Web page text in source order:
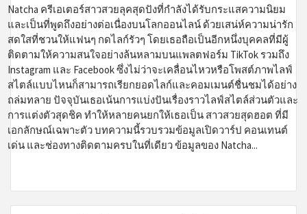
Natcha ครีเอเตอร์สาวสวยลุคสุดปังที่กำลังได้รับกระแสความนิยม
และเป็นที่พูดถึงอย่างต่อเนื่องบนโลกออนไลน์ ด้วยเสน่ห์ความน่ารัก
สดใสที่ชวนให้แฟนๆ กดไลก์รัวๆ โดยเธอถือเป็นอีกหนึ่งบุคคลที่มีผู้
ติดตามให้ความสนใจอย่างล้นหลามบนแพลตฟอร์ม TikTok รวมถึง
Instagram และ Facebook ซึ่งไม่ว่าจะเคลื่อนไหวหรือโพสต์ภาพไลฟ์
สไตล์แบบไหนก็สามารถเรียกยอดไลก์และคอมเมนต์ชื่นชมได้อย่าง
ถล่มทลาย ปัจจุบันเธอเน้นการแบ่งปันเรื่องราวไลฟ์สไตล์ส่วนตัวและ
การแต่งตัวสุดชิค ทำให้หลายคนยกให้เธอเป็น สาวสวยสุดฮอต ที่มี
เอกลักษณ์เฉพาะตัว บทความนี้รวบรวมข้อมูลเปิดวาร์ป คอนเทนต์
เด่น และช่องทางติดตามครบในที่เดียว ข้อมูลของ Natcha...